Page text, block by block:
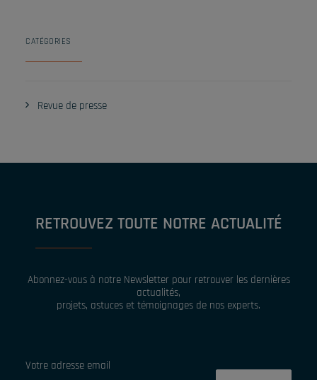
CATÉGORIES
Revue de presse
RETROUVEZ TOUTE NOTRE ACTUALITÉ
Abonnez-vous à notre Newsletter pour retrouver les dernières
actualités,
projets, astuces et témoignages de nos experts.